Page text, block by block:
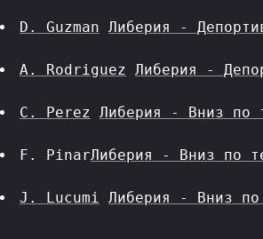
D. Guzman Либерия -
A. Rodriguez Либерия -
C. Perez Либерия - Вниз по
F. PinarЛиберия - Вниз по
J. Lucumi Либерия - Вниз по